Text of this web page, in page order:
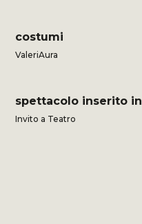
costumi
ValeriAura
spettacolo inserito in
Invito a Teatro